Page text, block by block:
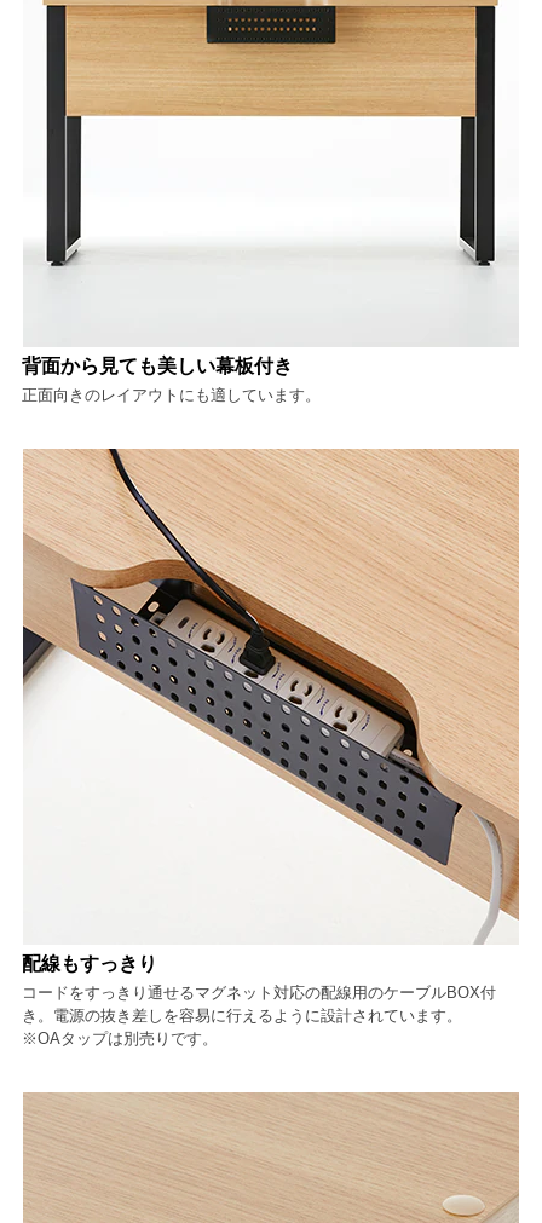
背面から見ても美しい幕板付き
正面向きのレイアウトにも適しています。
配線もすっきり
コードをすっきり通せるマグネット対応の配線用のケーブルBOX付
き。電源の抜き差しを容易に行えるように設計されています。
※OAタップは別売りです。